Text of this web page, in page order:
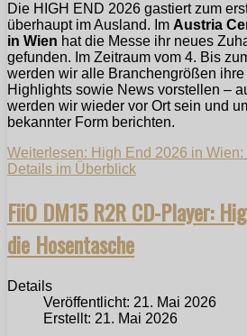
Die HIGH END 2026 gastiert zum
überhaupt im Ausland. Im Austria
in Wien hat die Messe ihr neues
gefunden. Im Zeitraum vom 4. Bis
werden wir alle Branchengrößen ihre
Highlights sowie News vorstellen –
werden wir wieder vor Ort sein und
bekannter Form berichten.
Weiterlesen: High End 2026 in Wien:
Details im Überblick
FiiO DM15 R2R CD-Player:
die Hosentasche
Details
Veröffentlicht: 21. Mai 2026
Erstellt: 21. Mai 2026